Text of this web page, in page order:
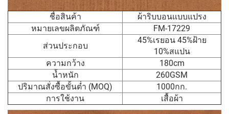
ชื่อสินค้า
ผ้าริบบอนแบบแปรง
หมายเลขผลิตภัณฑ์
FM-17229
ส่วนประกอบ
45%เรยอน 45%ฝ้าย
10%สแปน
ความกว้าง
180cm
น้ำหนัก
260GSM
ปริมาณสั่งซื้อขั้นต่ำ (MOQ)
1000กก.
การใช้งาน
เสื้อผ้า